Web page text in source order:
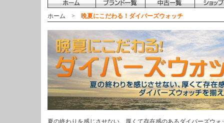
ホーム > 晩夏にこだわる！ダイバーズウォッチ
夏の終わりを感じさせない、厚くて存在感のあるダイバーズウォ